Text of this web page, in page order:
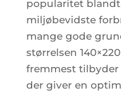
popularitet
miljøbevidste
mange gode
størrelsen
fremmest
der giver en